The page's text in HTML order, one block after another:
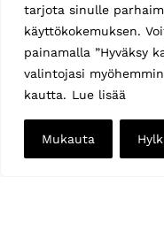
tarjota sinulle
käyttökokemuksen.
painamalla ”Hyväksy
valintojasi
kautta. Lue lisää
Mukauta